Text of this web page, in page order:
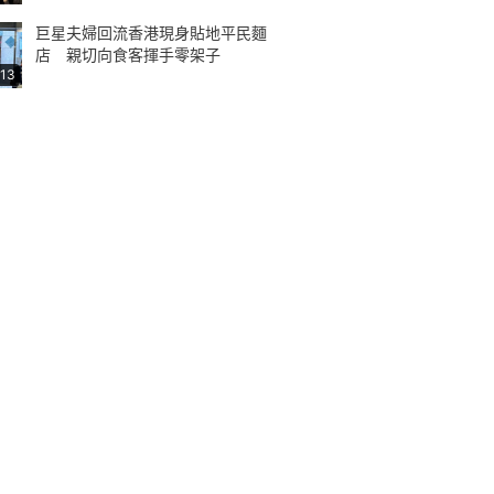
巨星夫婦回流香港現身貼地平民麵
店 親切向食客揮手零架子